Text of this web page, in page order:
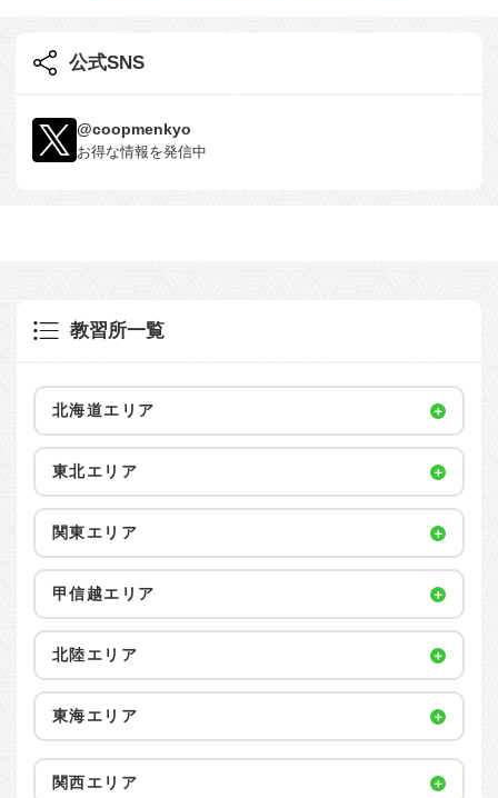
公式SNS
@coopmenkyo
お得な情報を発信中
教習所一覧
北海道エリア
東北エリア
関東エリア
甲信越エリア
北陸エリア
東海エリア
関西エリア